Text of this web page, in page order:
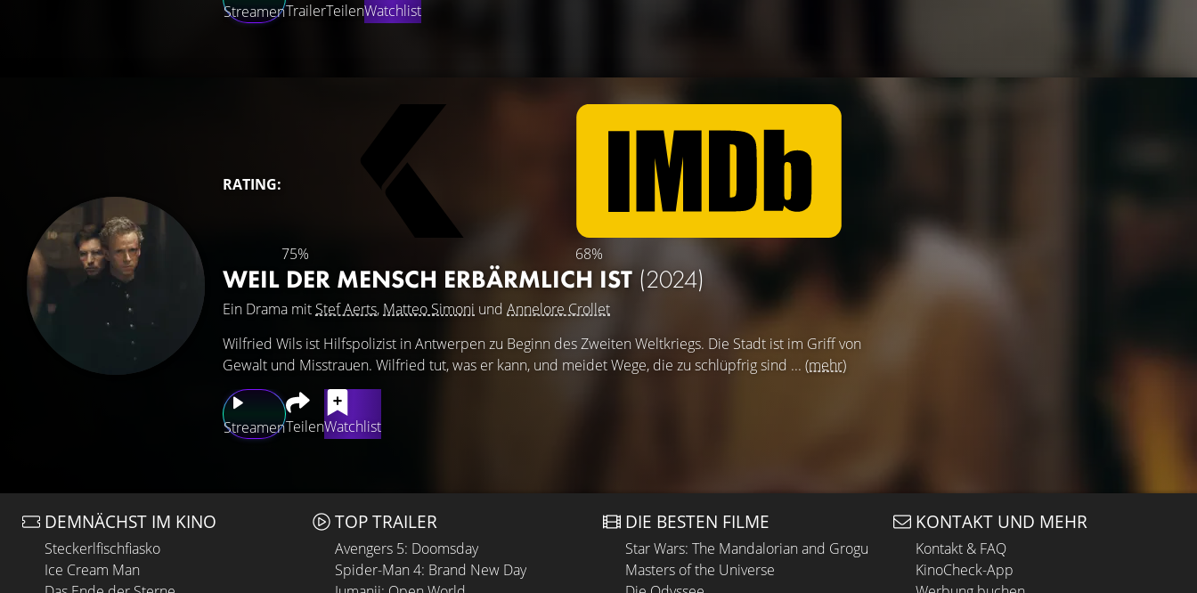
StreamenTrailerTeilenWatchlist
RATING:
75% 68%
WEIL DER MENSCH ERBÄRMLICH IST (2024)
Ein Drama mit Stef Aerts, Matteo Simoni und Annelore Crollet
StreamenTeilenWatchlist
Wilfried Wils ist Hilfspolizist in Antwerpen zu Beginn des Zweiten Weltkriegs. Die Stadt ist im Griff von
Gewalt und Misstrauen. Wilfried tut, was er kann, und meidet Wege, die zu schlüpfrig sind ... (mehr)
DEMNÄCHST IM KINO
Steckerlfischfiasko
Ice Cream Man
TOP TRAILER
Avengers 5: Doomsday
Spider-Man 4: Brand New Day
DIE BESTEN FILME
Star Wars: The Mandalorian and Grogu
Masters of the Universe
KONTAKT UND MEHR
Kontakt & FAQ
KinoCheck-App